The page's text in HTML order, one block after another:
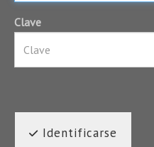
Clave
Identificarse